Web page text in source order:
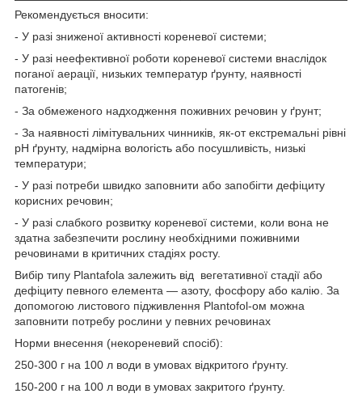
Рекомендується вносити:
- У разі зниженої активності кореневої системи;
- У разі неефективної роботи кореневої системи внаслідок
поганої аерації, низьких температур ґрунту, наявності
патогенів;
- За обмеженого надходження поживних речовин у ґрунт;
- За наявності лімітувальних чинників, як-от екстремальні рівні
рН ґрунту, надмірна вологість або посушливість, низькі
температури;
- У разі потреби швидко заповнити або запобігти дефіциту
корисних речовин;
- У разі слабкого розвитку кореневої системи, коли вона не
здатна забезпечити рослину необхідними поживними
речовинами в критичних стадіях росту.
Вибір типу Plantafolа залежить від вегетативної стадії або
дефіциту певного елемента — азоту, фосфору або калію. За
допомогою листового підживлення Plantofol-ом можна
заповнити потребу рослини у певних речовинах
Норми внесення (некореневий спосіб):
250-300 г на 100 л води в умовах відкритого ґрунту.
150-200 г на 100 л води в умовах закритого ґрунту.